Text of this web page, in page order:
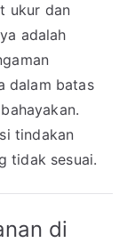
ukur dan
adalah
dalam batas
tindakan
tidak sesuai.
di